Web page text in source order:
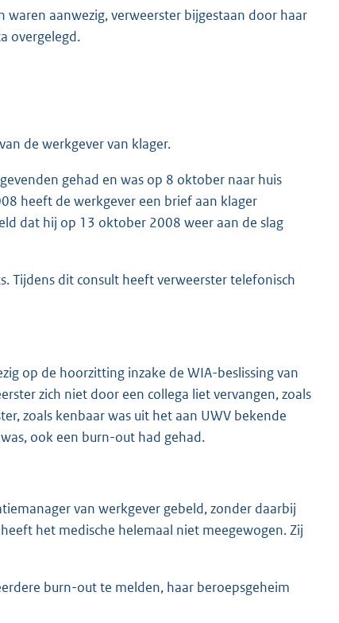
aanwezig, verweerster bijgestaan door haar
overgelegd.
de werkgever van klager.
gehad en was op 8 oktober naar huis
heeft de werkgever een brief aan klager
dat hij op 13 oktober 2008 weer aan de slag
Tijdens dit consult heeft verweerster telefonisch
op de hoorzitting inzake de WIA-beslissing van
zich niet door een collega liet vervangen, zoals
zoals kenbaar was uit het aan UWV bekende
ook een burn-out had gehad.
van werkgever gebeld, zonder daarbij
het medische helemaal niet meegewogen. Zij
burn-out te melden, haar beroepsgeheim